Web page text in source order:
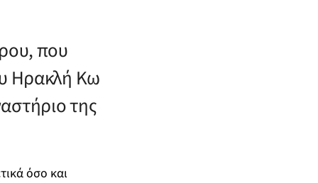
που
Ηρακλή Κω
της
όσο και